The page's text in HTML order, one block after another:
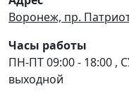
Воронеж, пр.
Часы работы
ПН-ПТ 09:00 - 18:00 ,
выходной